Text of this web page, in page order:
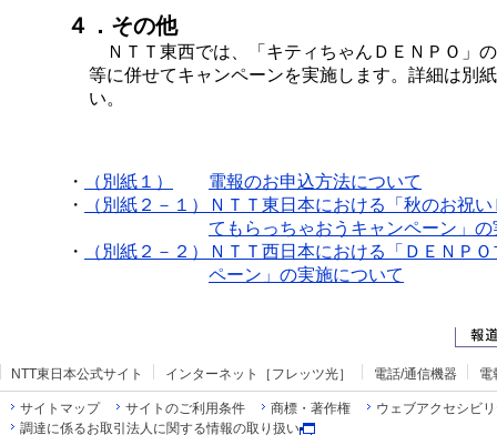
４．その他
ＮＴＴ東西では、「キティちゃんＤＥＮＰＯ」
等に併せてキャンペーンを実施します。詳細は別
い。
・ （別紙１）
電報のお申込方法について
・
（別紙２－１）
ＮＴＴ東日本における「秋のお祝
てもらっちゃおうキャンペーン」
・
（別紙２－２）
ＮＴＴ西日本における「ＤＥＮＰ
ペーン」の実施について
NTT東日本公式サイト インターネット［フレッツ光］ 電話/通信機器 電
サイトマップ サイトのご利用条件 商標・著作権
ウェブアクセシビ
調達に係るお取引法人に関する情報の取り扱い